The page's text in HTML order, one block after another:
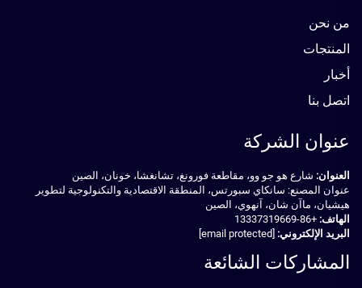
من نحن
المنتجات
أخبار
اتصل بنا
عنوان الشركة
العنوان: شارع هو جو وو، مقاطعة فورونغ، تشانغشا، خونان، الصين
عنوان المصنع: سانكاي سبورتس، المنطقة الاقتصادية والتكنولوجية لتطوير
هيشيان، ماآن شان، آنهوي، الصين
الهاتف: +86-13337319669
البريد الإلكتروني:
المشاركات الشائعة